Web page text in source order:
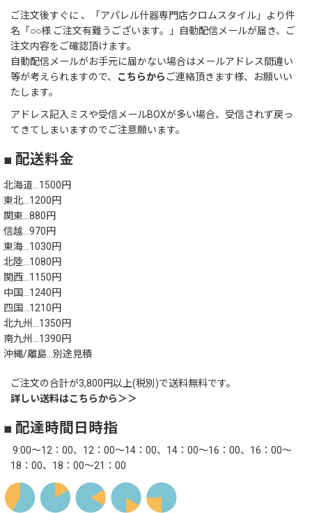
ご注文後すぐに 、「アパレル什器専門店クロムスタイル」より件
名「○○様 ご注文有難うございます。」自動配信メールが届き、ご
注文内容をご確認頂けます。
自動配信メールがお手元に届かない場合はメールアドレス間違い
等が考えられますので、
こちらから ご連絡頂きます様、お願いい
たします。
アドレス記入ミスや受信メールBOXが多い場合、受信されず戻っ
てきてしまいますのでご注意願います。
■ 配送料金
北海道…1500円
東北…1200円
関東…880円
信越…970円
東海…1030円
北陸…1080円
関西…1150円
中国…1240円
四国…1210円
北九州…1350円
南九州…1390円
沖縄/離島…別途見積
ご注文の合計が3,800円以上(税別)で送料無料です。
詳しい送料はこちらから＞＞
■ 配達時間日時指
9:00～12：00、12：00～14：00、14：00～16：00、16：00～
18：00、18：00～21：00